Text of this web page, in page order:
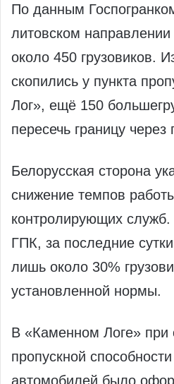
По данным
литовском
около 450 грузовиков.
скопились у пункта
Лог», ещё 150
пересечь границу через
Белорусская сторона
снижение темпов
контролирующих
ГПК, за последние
лишь около 30%
установленной нормы.
В «Каменном Логе» при
пропускной
автомобилей было